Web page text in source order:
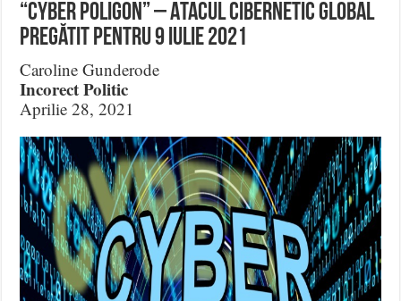
“Cyber Poligon” – Atacul Cibernetic Global
pregătit pentru 9 iulie 2021
Caroline Gunderode
Incorect Politic
Aprilie 28, 2021